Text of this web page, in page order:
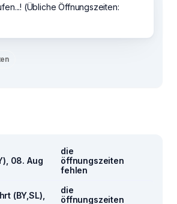
(Übliche Öffnungszeiten:
08. Aug
die
öffnungszeiten
fehlen
(BY,SL),
die
öffnungszeiten